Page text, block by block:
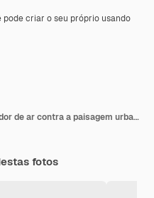
pode criar o seu próprio usando
Profissional segurando medidor de ar contra a paisagem urbana smoggy
fotos